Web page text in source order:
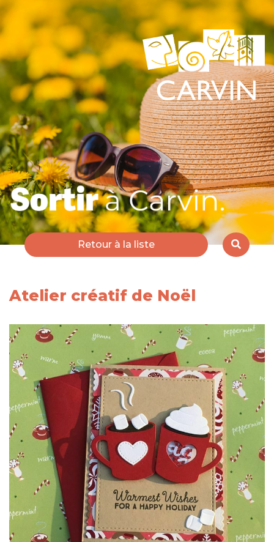
Retour à la liste
Atelier créatif de Noël